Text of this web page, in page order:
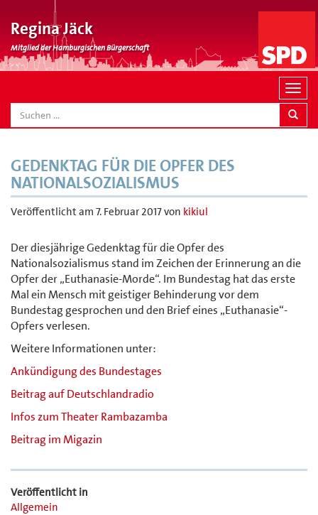
Regina Jäck
Mitglied der Hamburgischen Bürgerschaft
N
a
v
SEARCH
GEDENKTAG FÜR DIE OPFER DES
NATIONALSOZIALISMUS
Veröffentlicht am 7. Februar 2017von kikiul
Der diesjährige Gedenktag für die Opfer des
Nationalsozialismus stand im Zeichen der Erinnerung an die
Opfer der „Euthanasie-Morde“. Im Bundestag hat das erste
Mal ein Mensch mit geistiger Behinderung vor dem
Bundestag gesprochen und den Brief eines „Euthanasie“-
Opfers verlesen.
Weitere Informationen unter:
Ankündigung des Bundestages
Beitrag auf Deutschlandradio
Infos zum Theater Rambazamba
Beitrag im Migazin
Veröffentlicht in
Allgemein